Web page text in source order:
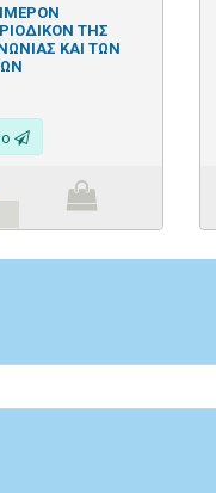
ΤΗΣ
ΚΑΙ ΤΩΝ